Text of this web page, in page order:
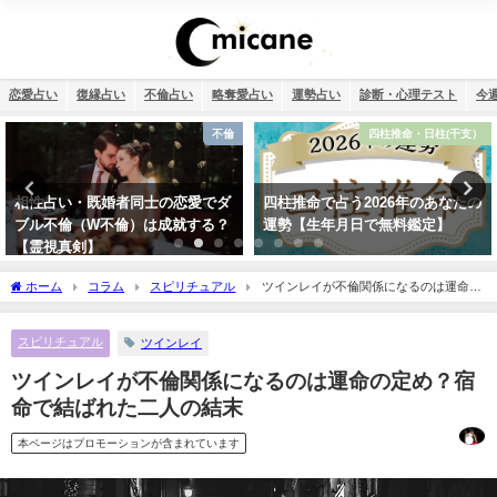
恋愛占い 復縁占い 不倫占い 略奪愛占い 運勢占い 診断・心理テスト 今
四柱推命・日柱(干支）
四柱推命で占う2026年のあなたの
運勢【生年月日で無料鑑定】
恋愛
タロット占い・恋人はいつでき
る？彼氏はいつできるのか診断し
ます！
ホーム コラム スピリチュアル
ツインレイが不倫関係になるのは運命の
定め？宿命で結ばれた二人の結末
スピリチュアル ツインレイ
ツインレイが不倫関係になるのは運命の定め？宿
命で結ばれた二人の結末
本ページはプロモーションが含まれています